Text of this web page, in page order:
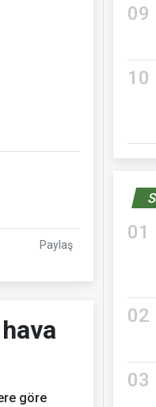
Paylaş
göre
09
10
01
02
03